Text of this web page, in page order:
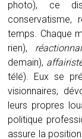
photo), ce
conservatisme,
temps. Chaque
rien),
demain),
télé). Eux se
visionnaires,
leurs propres
politique
assure la